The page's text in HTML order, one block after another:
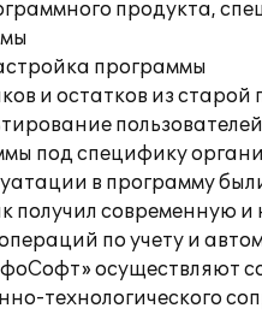
продукта,
программы
и остатков из старой
пользователей
под специфику
в программу
получил современную
по учету и
осуществляют
технологического